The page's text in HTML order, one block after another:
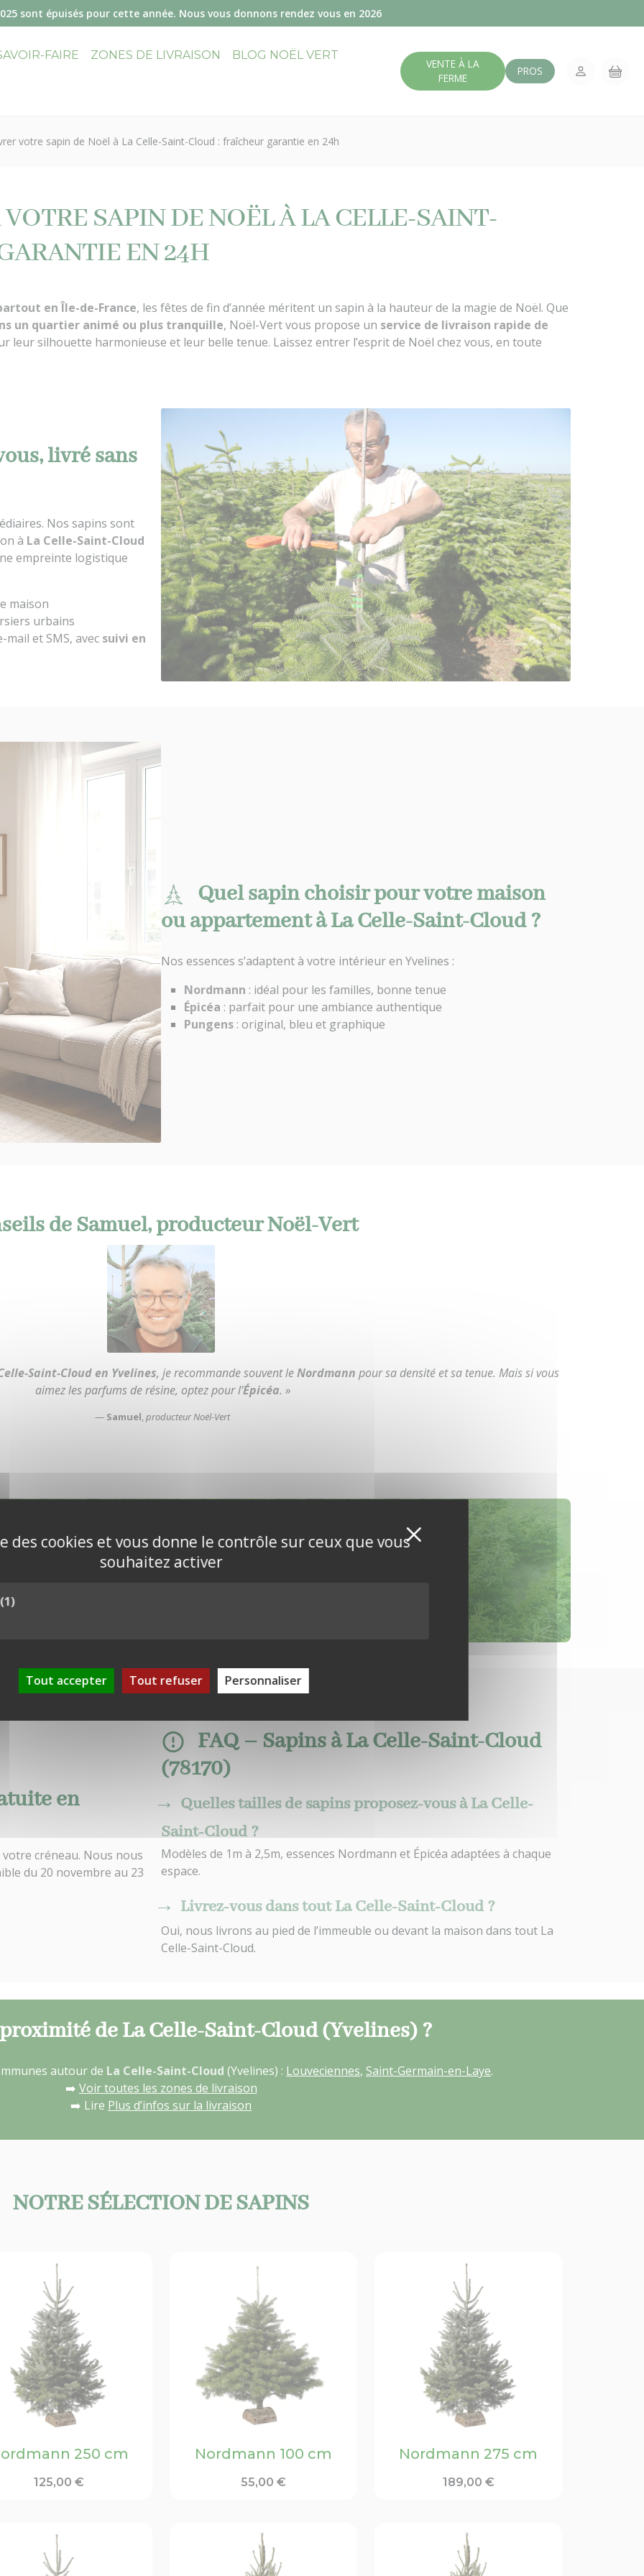
des cookies et vous donne le contrôle sur ceux que vous
souhaitez activer
(1)
Tout accepter Tout refuser Personnaliser
XMasquer le bandeau
sont épuisés pour cette année. Nous vous donnons rendez vous en 2026
FAIRE ZONES DE LIVRAISON BLOG NOËL VERT
VENTE À LA
FERME
PROS
votre sapin de Noël à La Celle-Saint-Cloud : fraîcheur garantie en 24h
SAPIN DE NOËL À LA CELLE-SAINT-
EN 24H
en Île-de-France, les fêtes de fin d’année méritent un sapin à la hauteur de la magie de Noël. Que
un quartier animé ou plus tranquille, Noël-Vert vous propose un service de livraison rapide de
leur silhouette harmonieuse et leur belle tenue. Laissez entrer l’esprit de Noël chez vous, en toute
livré sans
Nos sapins sont
à La Celle-Saint-Cloud
empreinte logistique
maison
urbains
et SMS, avec suivi en
Quel sapin choisir pour votre maison
ou appartement à La Celle-Saint-Cloud ?
Nos essences s’adaptent à votre intérieur en Yvelines :
Nordmann : idéal pour les familles, bonne tenue
Épicéa : parfait pour une ambiance authentique
Pungens : original, bleu et graphique
de Samuel, producteur Noël-Vert
Saint-Cloud en Yvelines, je recommande souvent leNordmann pour sa densité et sa tenue. Mais si vous
aimez les parfums de résine, optez pour l’Épicéa. »
— Samuel,producteur Noël-Vert
Choisissez votre sapin de Noël
livrés dès demain àLa Celle-Saint-Cloud
en
créneau. Nous nous
du 20 novembre au 23
FAQ – Sapins à La Celle-Saint-Cloud
(78170)
Quelles tailles de sapins proposez-vous à La Celle-
Saint-Cloud ?
Modèles de 1m à 2,5m, essences Nordmann et Épicéa adaptées à chaque
espace.
Livrez-vous dans tout La Celle-Saint-Cloud ?
Oui, nous livrons au pied de l’immeuble ou devant la maison dans tout La
Celle-Saint-Cloud.
de La Celle-Saint-Cloud (Yvelines) ?
autour de La Celle-Saint-Cloud (Yvelines) : Louveciennes, Saint-Germain-en-Laye.
➡️ Voir toutes les zones de livraison
➡️ Lire Plus d’infos sur la livraison
NOTRE SÉLECTION DE SAPINS
250 cm
125,00 €
Nordmann 100 cm
55,00 €
Nordmann 275 cm
189,00 €